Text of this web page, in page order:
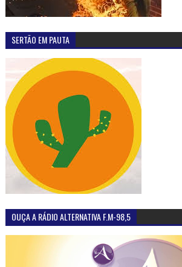
SERTÃO EM PAUTA
OUÇA A RÁDIO ALTERNATIVA F.M-98,5